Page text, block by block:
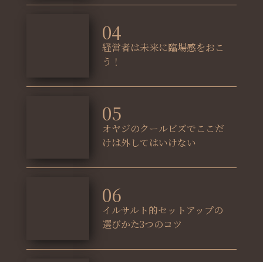
04
経営者は未来に臨場感をおこ
う！
05
オヤジのクールビズでここだ
けは外してはいけない
06
イルサルト的セットアップの
選びかた3つのコツ